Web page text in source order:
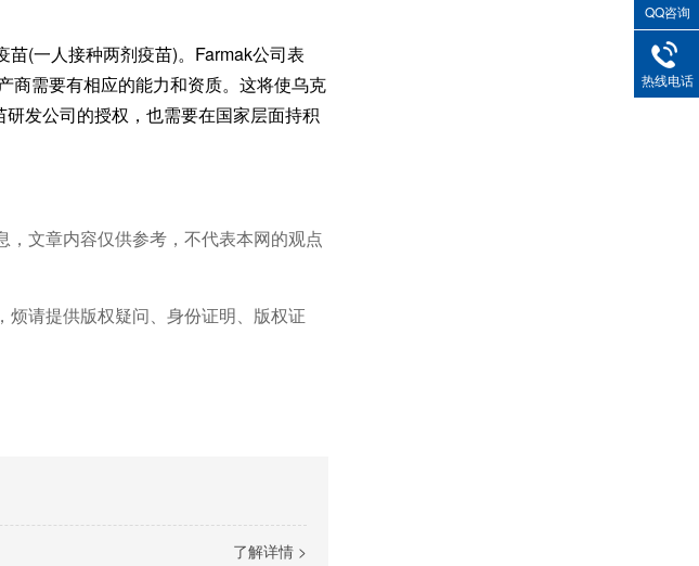
(一人接种两剂疫苗)。Farmak公司表
商需要有相应的能力和资质。这将使乌克
发公司的授权，也需要在国家层面持积
文章内容仅供参考，不代表本网的观点
烦请提供版权疑问、身份证明、版权证
了解详情 >
QQ咨询
热线电话